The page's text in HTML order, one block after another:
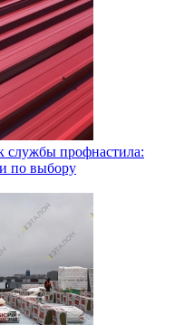
службы профнастила:
по выбору